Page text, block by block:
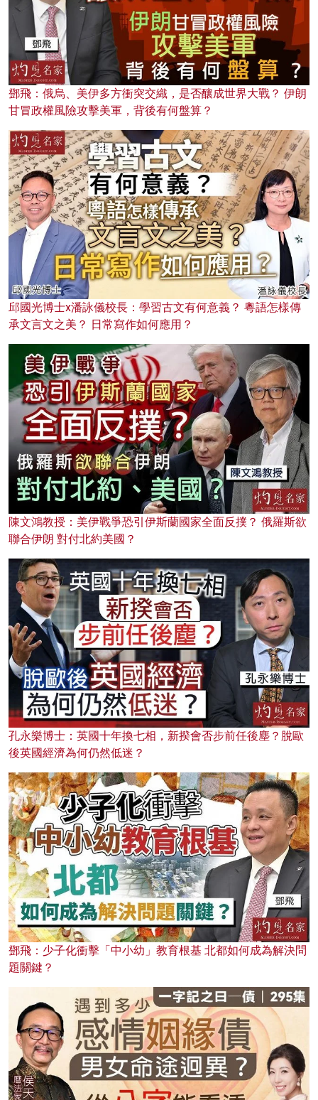
鄧飛：俄烏、美伊多方衝突交織，是否釀成世界大戰？ 伊朗
甘冒政權風險攻擊美軍，背後有何盤算？
邱國光博士x潘詠儀校長：學習古文有何意義？ 粵語怎樣傳
承文言文之美？ 日常寫作如何應用？
陳文鴻教授：美伊戰爭恐引伊斯蘭國家全面反撲？ 俄羅斯欲
聯合伊朗 對付北約美國？
孔永樂博士：英國十年換七相，新揆會否步前任後塵？脫歐
後英國經濟為何仍然低迷？
鄧飛：少子化衝擊「中小幼」教育根基 北都如何成為解決問
題關鍵？